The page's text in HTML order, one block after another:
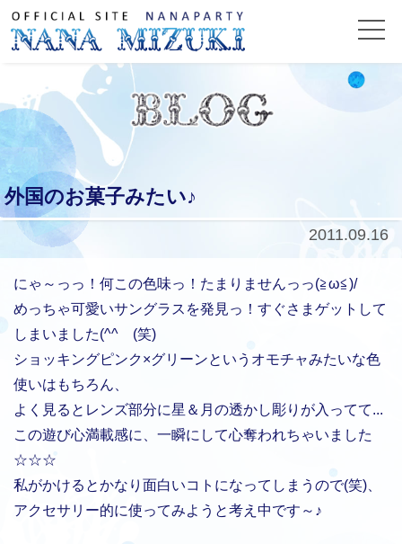
外国のお菓子みたい♪
2011.09.16
にゃ～っっ！何この色味っ！たまりませんっっ(≧ω≦)/
めっちゃ可愛いサングラスを発見っ！すぐさまゲットして
しまいました(^^ゞ(笑)
ショッキングピンク×グリーンというオモチャみたいな色
使いはもちろん、
よく見るとレンズ部分に星＆月の透かし彫りが入ってて...
この遊び心満載感に、一瞬にして心奪われちゃいました
☆☆☆
私がかけるとかなり面白いコトになってしまうので(笑)、
アクセサリー的に使ってみようと考え中です～♪